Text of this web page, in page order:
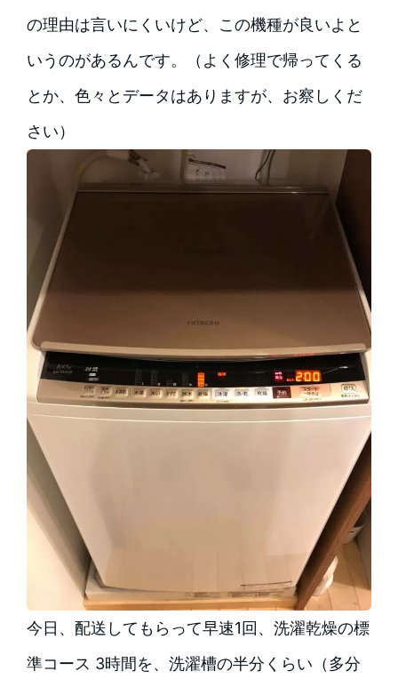
の理由は言いにくいけど、この機種が良いよと
いうのがあるんです。（よく修理で帰ってくる
とか、色々とデータはありますが、お察しくだ
さい）
今日、配送してもらって早速1回、洗濯乾燥の標
準コース 3時間を、洗濯槽の半分くらい（多分